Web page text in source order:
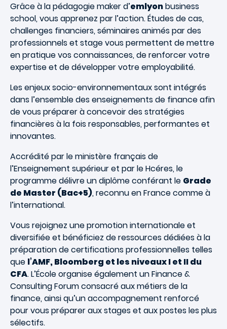
Grâce à la pédagogie maker d’emlyonbusiness
school, vous apprenez par l’action. Études de cas,
challenges financiers, séminaires animés par des
professionnels et stage vous permettent de mettre
en pratique vos connaissances, de renforcer votre
expertise et de développer votre employabilité.
Les enjeux socio-environnementaux sont intégrés
dans l’ensemble des enseignements de finance afin
de vous préparer à concevoir des stratégies
financières à la fois responsables, performantes et
innovantes.
Accrédité par le ministère français de
l’Enseignement supérieur et par le Hcéres, le
programme délivre un diplôme conférant le Grade
de Master (Bac+5), reconnu en France comme à
l’international.
Vous rejoignez une promotion internationale et
diversifiée et bénéficiez de ressources dédiées à la
préparation de certifications professionnelles telles
que l’AMF, Bloomberg et les niveaux I et II du
CFA. L’École organise également un Finance &
Consulting Forum consacré aux métiers de la
finance, ainsi qu’un accompagnement renforcé
pour vous préparer aux stages et aux postes les plus
sélectifs.